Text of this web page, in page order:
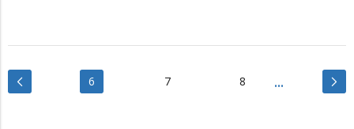
6 7 8